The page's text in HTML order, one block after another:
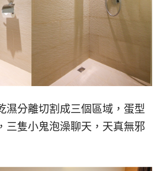
濕分離切割成三個區域，蛋型
三隻小鬼泡澡聊天，天真無邪